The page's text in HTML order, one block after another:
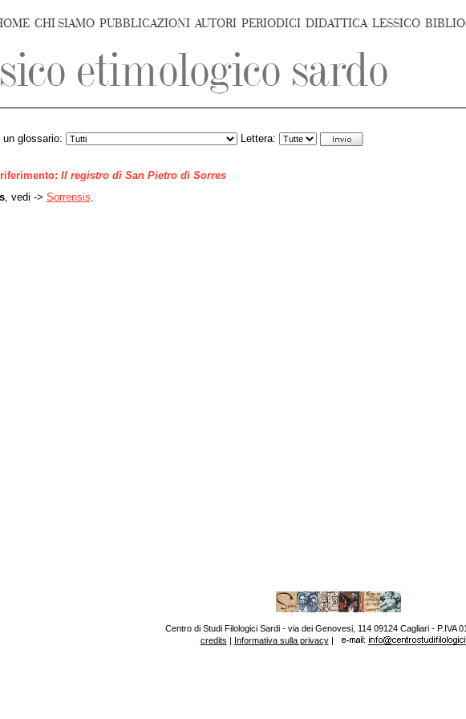
CHI SIAMO PUBBLICAZIONI AUTORI PERIODICI DIDATTICA LESSICO
un glossario: Lettera:
Il registro di San Pietro di Sorres
, vedi -> Sorrensis
Centro di Studi Filologici Sardi - via dei Genovesi, 114 09124 Cagliari - P.IVA
credits | Informativa sulla privacy|